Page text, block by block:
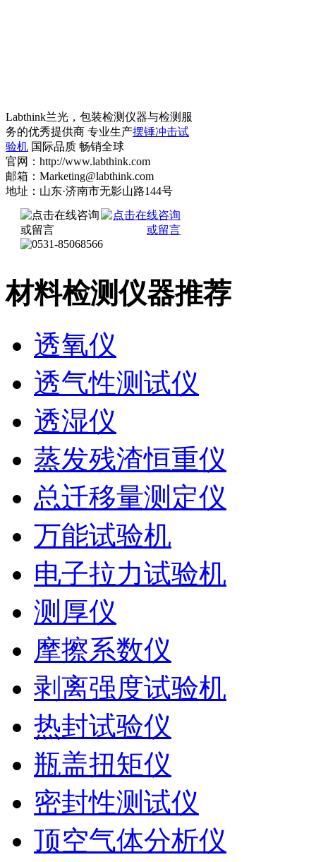
Labthink兰光，包装检测仪器与检测服
务的优秀提供商 专业生产摆锤冲击试
验机 国际品质 畅销全球
官网：http://www.labthink.com
邮箱：Marketing@labthink.com
地址：山东·济南市无影山路144号
材料检测仪器推荐
透氧仪
透气性测试仪
透湿仪
蒸发残渣恒重仪
总迁移量测定仪
万能试验机
电子拉力试验机
测厚仪
摩擦系数仪
剥离强度试验机
热封试验仪
瓶盖扭矩仪
密封性测试仪
顶空气体分析仪